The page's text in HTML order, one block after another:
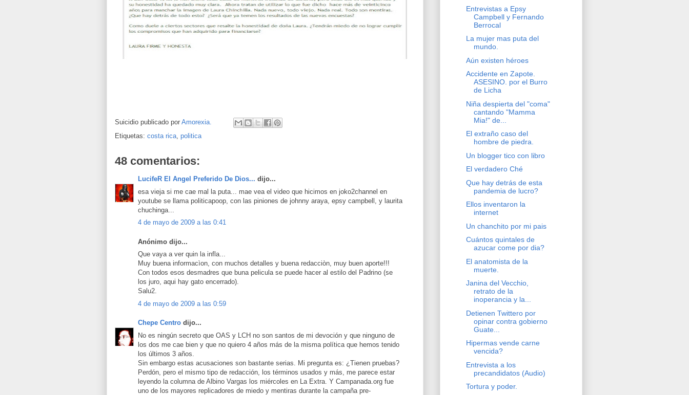
Suicidio publicado por Amorexia.
Etiquetas: costa rica, politica
48 comentarios:
LucifeR El Angel Preferido De Dios... dijo...
esa vieja si me cae mal la puta... mae vea el video que hicimos en joko2channel en
youtube se llama politicapoop, con las piniones de johnny araya, epsy campbell, y laurita
chuchinga...
4 de mayo de 2009 a las 0:41
Anónimo dijo...
Que vaya a ver quin la infla...
Muy buena informacìon, con muchos detalles y buena redacciòn, muy buen aporte!!!
Con todos esos desmadres que buna pelicula se puede hacer al estilo del Padrino (se
los juro, aqui hay gato encerrado).
Salu2.
4 de mayo de 2009 a las 0:59
Chepe Centro dijo...
No es ningún secreto que OAS y LCH no son santos de mi devoción y que ninguno de
los dos me cae bien y que no quiero 4 años más de la misma política que hemos tenido
los últimos 3 años.
Sin embargo estas acusaciones son bastante serias. Mi pregunta es: ¿Tienen pruebas?
Perdón, pero el mismo tipo de redacción, los términos usados y más, me parece estar
leyendo la columna de Albino Vargas los miércoles en La Extra. Y Campanada.org fue
uno de los mayores replicadores de miedo y mentiras durante la campaña pre-
Entrevistas a Epsy
Campbell y Fernando
Berrocal
La mujer mas puta del
mundo.
Aún existen héroes
Accidente en Zapote.
ASESINO. por el Burro
de Licha
Niña despierta del "coma"
cantando "Mamma
Mia!" de...
El extraño caso del
hombre de piedra.
Un blogger tico con libro
El verdadero Ché
Que hay detrás de esta
pandemia de lucro?
Ellos inventaron la
internet
Un chanchito por mi pais
Cuántos quintales de
azucar come por dia?
El anatomista de la
muerte.
Janina del Vecchio,
retrato de la
inoperancia y la...
Detienen Twittero por
opinar contra gobierno
Guate...
Hipermas vende carne
vencida?
Entrevista a los
precandidatos (Audio)
Tortura y poder.